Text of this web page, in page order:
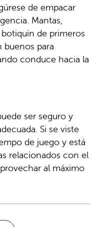
de empacar
Mantas,
de primeros
buenos para
conduce hacia la
ser seguro y
Si se viste
de juego y está
relacionados con el
al máximo